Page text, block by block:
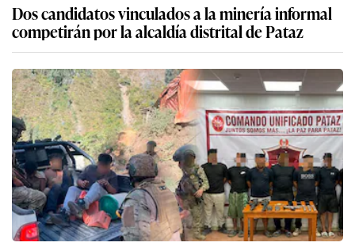
Dos candidatos vinculados a la minería informal
competirán por la alcaldía distrital de Pataz